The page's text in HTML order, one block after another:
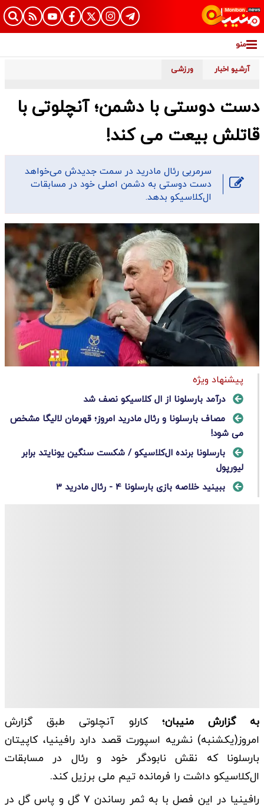
منو
آرشیو اخبار ورزشی
دست دوستی با دشمن؛ آنچلوتی با
قاتلش بیعت می کند!
سرمربی رئال مادرید در سمت جدیدش می‌خواهد
دست دوستی به دشمن اصلی خود در مسابقات
ال‌کلاسیکو بدهد.
پیشنهاد ویژه
درآمد بارسلونا از ال‌ کلاسیکو نصف شد
مصاف بارسلونا و رئال مادرید امروز؛ قهرمان لالیگا مشخص
می شود!
بارسلونا برنده ال‌کلاسیکو / شکست سنگین یونایتد برابر
لیورپول
ببینید خلاصه بازی بارسلونا 4 - رئال مادرید 3
به گزارش منیبان؛کارلو آنچلوتی طبق گزارش
امروز(یکشنبه) نشریه اسپورت قصد دارد رافینیا، کاپیتان
بارسلونا که نقش نابودگر خود و رئال در مسابقات
ال‌کلاسیکو داشت را فرمانده تیم ملی برزیل کند.
رافینیا در این فصل با به ثمر رساندن ۷ گل و پاس گل در